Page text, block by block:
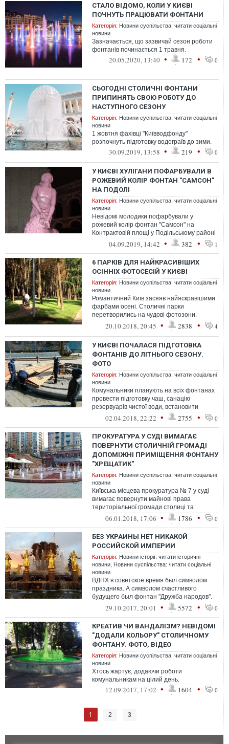
СТАЛО ВІДОМО, КОЛИ У КИЄВІ
ПОЧНУТЬ ПРАЦЮВАТИ ФОНТАНИ
Категорія: Новини суспільства: читати соціальні
новини
Зазначається, що зазвичай сезон роботи
фонтанів починається 1 травня.
20.05.2020, 13:40 • 172 • 0
СЬОГОДНІ СТОЛИЧНІ ФОНТАНИ
ПРИПИНЯТЬ СВОЮ РОБОТУ ДО
НАСТУПНОГО СЕЗОНУ
Категорія: Новини суспільства: читати соціальні
новини
1 жовтня фахівці "Київводфонду"
розпочнуть підготовку водограїв до зими.
30.09.2019, 13:58 • 219 • 0
У КИЄВІ ХУЛІГАНИ ПОФАРБУВАЛИ В
РОЖЕВИЙ КОЛІР ФОНТАН "САМСОН"
НА ПОДОЛІ
Категорія: Новини суспільства: читати соціальні
новини
Невідомі молодики пофарбували у
рожевий колір фонтан "Самсон" на
Контрактовій площі у Подільському районі
Києва, повідомляє прес-служба поліції.
04.09.2019, 14:42 • 382 • 1
6 ПАРКІВ ДЛЯ НАЙКРАСИВІШИХ
ОСІННІХ ФОТОСЕСІЙ У КИЄВІ
Категорія: Новини суспільства: читати соціальні
новини
Романтичний Київ засяяв найяскравішими
фарбами осені. Столичні парки
перетворились на чудові фотозони.
«Вечірка» підготувала для вас найкращі
20.10.2018, 20:45 • 2838 • 4
У КИЄВІ ПОЧАЛАСЯ ПІДГОТОВКА
ФОНТАНІВ ДО ЛІТНЬОГО СЕЗОНУ.
ФОТО
Категорія: Новини суспільства: читати соціальні
новини
Комунальники планують на всіх фонтанах
провести підготовку чаш, санацію
резервуарів чистої води, встановити
зовнішнє обладнання тощо.
02.04.2018, 22:22 • 2755 • 0
ПРОКУРАТУРА У СУДІ ВИМАГАЄ
ПОВЕРНУТИ СТОЛИЧНІЙ ГРОМАДІ
ДОПОМІЖНІ ПРИМІЩЕННЯ ФОНТАНУ
"ХРЕЩАТИК"
Категорія: Новини суспільства: читати соціальні
новини
Київська місцева прокуратура № 7 у суді
вимагає повернути майнові права
територіальної громади столиці та
витребувати з незаконного володіння
06.01.2018, 17:06 • 1786 • 0
БЕЗ УКРАИНЫ НЕТ НИКАКОЙ
РОССИЙСКОЙ ИМПЕРИИ
Категорія: Новини історії: читати історичні
новини Новини суспільства: читати соціальні
новини
ВДНХ в советское время был символом
праздника. А символом счастливого
будущего был фонтан "Дружба народов".
Будущее сияло золотом прекрасных
29.10.2017, 20:01 • 5572 • 0
КРЕАТИВ ЧИ ВАНДАЛІЗМ? НЕВІДОМІ
"ДОДАЛИ КОЛЬОРУ" СТОЛИЧНОМУ
ФОНТАНУ. ФОТО, ВІДЕО
Категорія: Новини суспільства: читати соціальні
новини
Хтось жартує, додаючи роботи
комунальникам на цілий день.
12.09.2017, 17:02 • 1604 • 0
1 2 3